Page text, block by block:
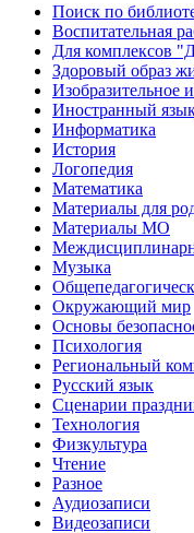
Поиск по
Воспитательная
Для комплексов
Здоровый образ
Изобразительное
Иностранный
Информатика
История
Логопедия
Математика
Материалы для
Материалы МО
Музыка
Окружающий мир
Основы
Психология
Региональный
Русский язык
Сценарии
Технология
Физкультура
Чтение
Разное
Аудиозаписи
Видеозаписи